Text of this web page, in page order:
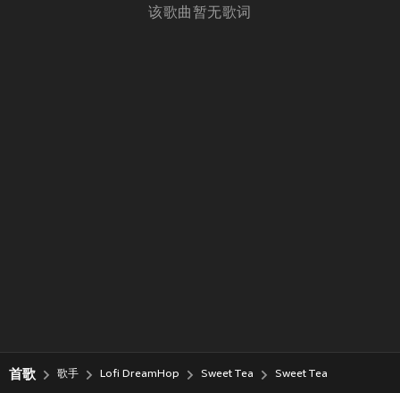
该歌曲暂无歌词
首歌 歌手 Lofi DreamHop Sweet Tea Sweet Tea